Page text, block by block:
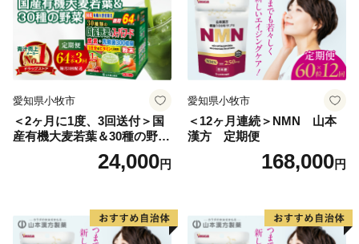
愛知県小牧市
＜2ヶ月に1度、3回送付＞国
産有機大麦若葉＆30種の野
菜 山本漢方 定期便
24,000円
愛知県小牧市
＜12ヶ月連続＞NMN 山本
漢方 定期便
168,000円